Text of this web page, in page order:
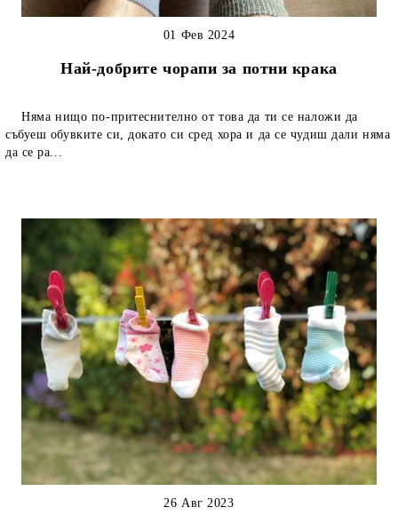
Най-добрите чорапи за потни крака
01 Фев 2024
Няма нищо по-притеснително от това да ти се наложи да
събуеш обувките си, докато си сред хора и да се чудиш дали няма
да се ра...
26 Авг 2023